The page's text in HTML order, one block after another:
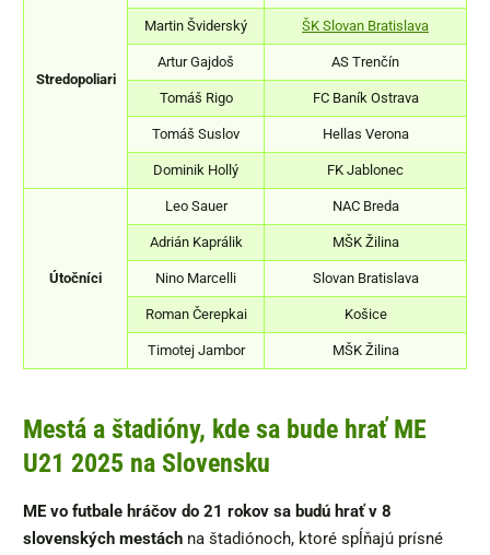
Stredopoliari
Martin Šviderský ŠK Slovan Bratislava
Artur Gajdoš AS Trenčín
Tomáš Rigo FC Baník Ostrava
Tomáš Suslov Hellas Verona
Dominik Hollý FK Jablonec
Útočníci
Leo Sauer NAC Breda
Adrián Kaprálik MŠK Žilina
Nino Marcelli Slovan Bratislava
Roman Čerepkai Košice
Timotej Jambor MŠK Žilina
Mestá a štadióny, kde sa bude hrať ME
U21 2025 na Slovensku
ME vo futbale hráčov do 21 rokov sa budú hrať v 8
slovenských mestách na štadiónoch, ktoré spĺňajú prísné